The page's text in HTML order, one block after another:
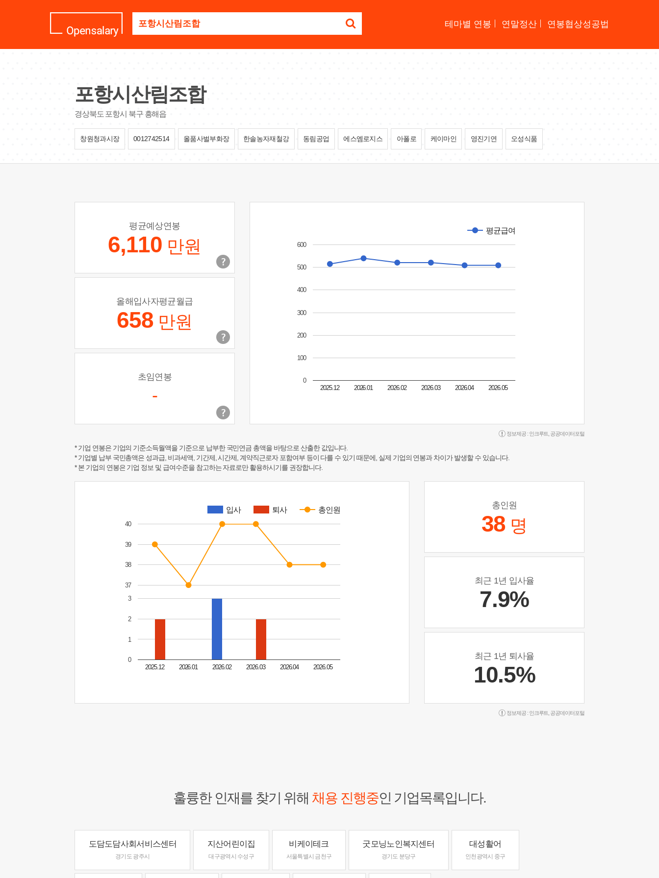
명
세
요
테마별 연봉 연말정산 연봉협상성공법
포항시산림조합
경상북도 포항시 북구 흥해읍
창원청과시장 0012742514 올품사벌부화장 한솔농자재철강 동림공업 에스엠로지스 아폴로 케이마인 영진기연 오성식품
평균예상연봉
6,110 만원
올해입사자평균월급
658 만원
초임연봉
-
평균급여
2025.12 2026.01 2026.02 2026.03 2026.04 2026.05
0
100
200
300
400
500
600
정보제공 : 인크루트 공공데이터포털
* 기업 연봉은 기업의 기준소득월액을 기준으로 납부한 국민연금 총액을 바탕으로 산출한 값입니다.
* 기업별 납부 국민총액은 성과급, 비과세액, 기간제, 시간제, 계약직근로자 포함여부 등이 다를 수 있기 때문에, 실제 기업의 연봉과 차이가 발생할 수 있습니다.
* 본 기업의 연봉은 기업 정보 및 급여수준을 참고하는 자료로만 활용하시기를 권장합니다.
입사 퇴사 총인원
2025.12 2026.01 2026.02 2026.03 2026.04 2026.05
0
1
2
3
37
38
39
40
총인원
38 명
최근 1년 입사율
7.9%
최근 1년 퇴사율
10.5%
정보제공 : 인크루트 공공데이터포털
훌륭한 인재를 찾기 위해 채용 진행중인 기업목록입니다.
도담도담사회서비스센터
경기도 광주시
지산어린이집
대구광역시 수성구
비케이테크
서울특별시 금천구
굿모닝노인복지센터
경기도 분당구
대성활어
인천광역시 중구